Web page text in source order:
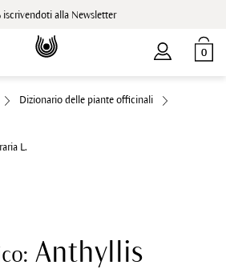
iscrivendoti alla Newsletter
0
Dizionario delle piante officinali
Anthyllis